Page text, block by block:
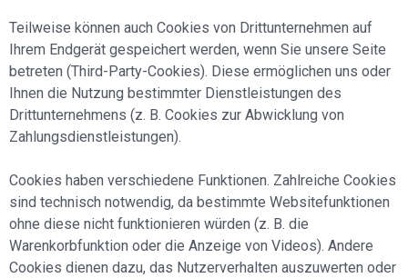
Teilweise können auch Cookies von Drittunternehmen auf
Ihrem Endgerät gespeichert werden, wenn Sie unsere Seite
betreten (Third-Party-Cookies). Diese ermöglichen uns oder
Ihnen die Nutzung bestimmter Dienstleistungen des
Drittunternehmens (z. B. Cookies zur Abwicklung von
Zahlungsdienstleistungen).
Cookies haben verschiedene Funktionen. Zahlreiche Cookies
sind technisch notwendig, da bestimmte Websitefunktionen
ohne diese nicht funktionieren würden (z. B. die
Warenkorbfunktion oder die Anzeige von Videos). Andere
Cookies dienen dazu, das Nutzerverhalten auszuwerten oder